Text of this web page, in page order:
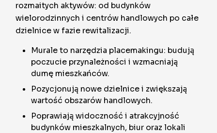
rozmaitych aktywów: od budynków
wielorodzinnych i centrów handlowych po całe
dzielnice w fazie rewitalizacji.
Murale to narzędzia placemakingu: budują
poczucie przynależności i wzmacniają
dumę mieszkańców.
Pozycjonują nowe dzielnice i zwiększają
wartość obszarów handlowych.
Poprawiają widoczność i atrakcyjność
budynków mieszkalnych, biur oraz lokali